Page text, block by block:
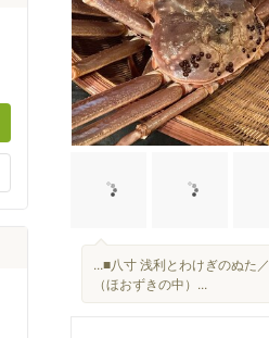
...■八寸 浅利とわけぎのぬた／
（ほおずきの中）...